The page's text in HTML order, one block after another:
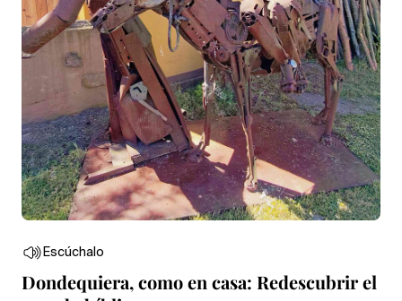
Escúchalo
Dondequiera, como en casa: Redescubrir el